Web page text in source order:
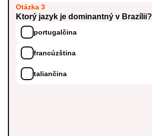
Otázka 3
Ktorý jazyk je dominantný v Brazílii?
portugalčina
francúzština
taliančina